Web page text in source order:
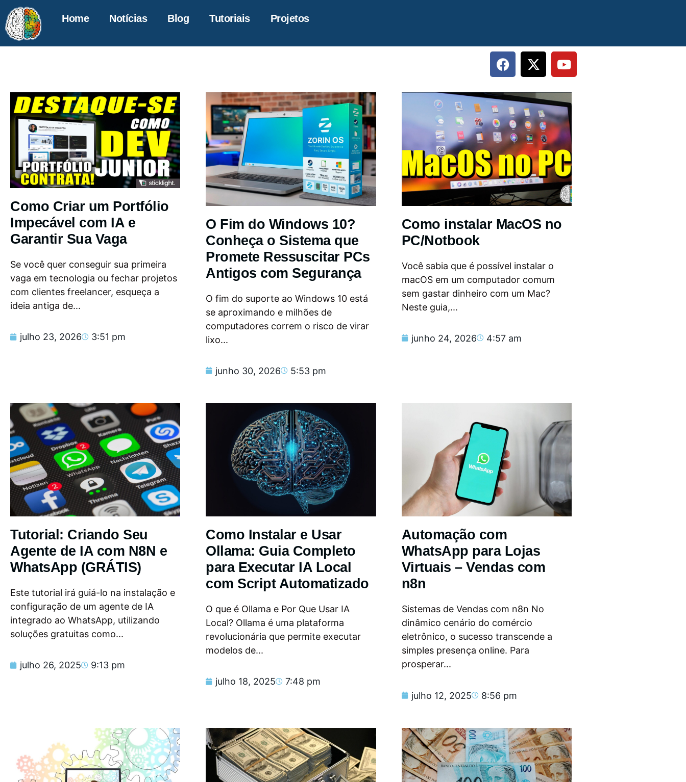
Home Notícias Blog Tutoriais Projetos
Como Criar um Portfólio
Impecável com IA e
Garantir Sua Vaga
Se você quer conseguir sua primeira
vaga em tecnologia ou fechar projetos
com clientes freelancer, esqueça a
ideia antiga de...
julho 23, 2026 3:51 pm
O Fim do Windows 10?
Conheça o Sistema que
Promete Ressuscitar PCs
Antigos com Segurança
O fim do suporte ao Windows 10 está
se aproximando e milhões de
computadores correm o risco de virar
lixo...
junho 30, 2026 5:53 pm
Como instalar MacOS no
PC/Notbook
Você sabia que é possível instalar o
macOS em um computador comum
sem gastar dinheiro com um Mac?
Neste guia,...
junho 24, 2026 4:57 am
Tutorial: Criando Seu
Agente de IA com N8N e
WhatsApp (GRÁTIS)
Este tutorial irá guiá-lo na instalação e
configuração de um agente de IA
integrado ao WhatsApp, utilizando
soluções gratuitas como...
julho 26, 2025 9:13 pm
Como Instalar e Usar
Ollama: Guia Completo
para Executar IA Local
com Script Automatizado
O que é Ollama e Por Que Usar IA
Local? Ollama é uma plataforma
revolucionária que permite executar
modelos de...
julho 18, 2025 7:48 pm
Automação com
WhatsApp para Lojas
Virtuais – Vendas com
n8n
Sistemas de Vendas com n8n No
dinâmico cenário do comércio
eletrônico, o sucesso transcende a
simples presença online. Para
prosperar...
julho 12, 2025 8:56 pm